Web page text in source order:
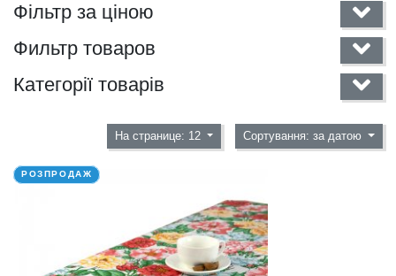
Фільтр за ціною
Фильтр товаров
Категорії товарів
На странице: 12 Сортування: за датою
РОЗПРОДАЖ